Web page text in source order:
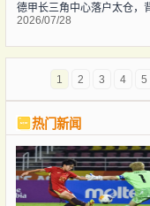
德甲长三角中心落户太仓，
2026/07/28
1 2 3 4 5
热门新闻